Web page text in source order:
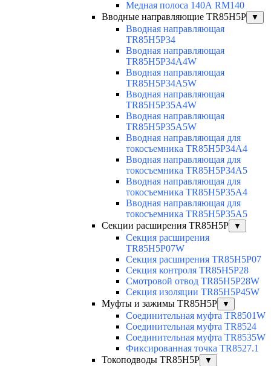
Медная полоса 140А RM140
Вводные направляющие TR85H5P
▼
Вводная направляющая
TR85H5P34
Вводная направляющая
TR85H5P34A4W
Вводная направляющая
TR85H5P34A5W
Вводная направляющая
TR85H5P35A4W
Вводная направляющая
TR85H5P35A5W
Вводная направляющая для
токосъемника TR85H5P34A4
Вводная направляющая для
токосъемника TR85H5P34A5
Вводная направляющая для
токосъемника TR85H5P35A4
Вводная направляющая для
токосъемника TR85H5P35A5
Секции расширения TR85H5P
▼
Секция расширения
TR85H5P07W
Секция расширения TR85H5P07
Секция контроля TR85H5P28
Смотровой отвод TR85H5P28W
Секция изоляции TR85H5P45W
Муфты и зажимы TR85H5P
▼
Соединительная муфта TR8501W
Соединительная муфта TR8524
Соединительная муфта TR8535W
Фиксированная точка TR8527.1
Токоподводы TR85H5P
▼